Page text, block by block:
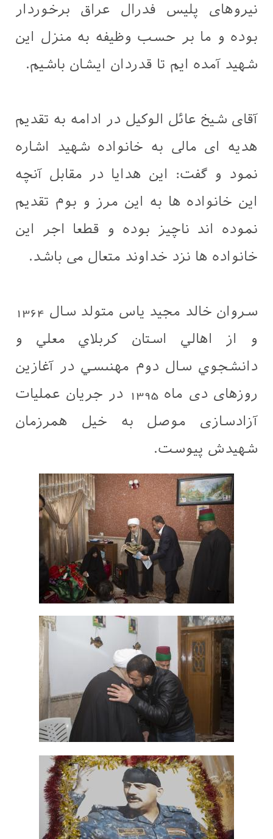
نیروهای پلیس فدرال عراق برخوردار
بوده و ما بر حسب وظیفه به منزل این
شهید آمده ایم تا قدردان ایشان باشیم.
آقای شیخ عائل الوکیل در ادامه به تقدیم
هدیه ای مالی به خانواده شهید اشاره
نمود و گفت: این هدایا در مقابل آنچه
این خانواده ها به این مرز و بوم تقدیم
نموده اند ناچیز بوده و قطعا اجر این
خانواده ها نزد خداوند متعال می باشد.
سروان خالد مجيد ياس متولد سال 1364
و از اهالي استان كربلاي معلي و
دانشجوي سال دوم مهنىسي در آغازین
روزهای دی ماه 1395 در جریان عملیات
آزادسازی موصل به خیل همرزمان
شهیدش پیوست.